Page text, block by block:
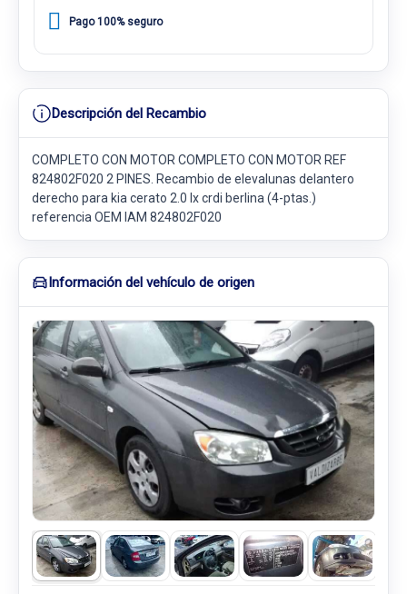
Pago 100% seguro
Descripción del Recambio
COMPLETO CON MOTOR COMPLETO CON MOTOR REF
824802F020 2 PINES. Recambio de elevalunas delantero
derecho para kia cerato 2.0 lx crdi berlina (4-ptas.)
referencia OEM IAM 824802F020
Información del vehículo de origen